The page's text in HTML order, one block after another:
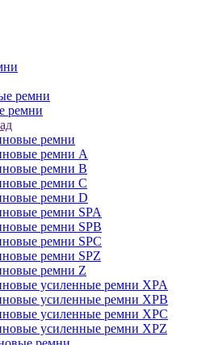
ремни
ремни
ремни
ремни A
ремни B
ремни C
ремни D
ремни SPA
ремни SPB
ремни SPC
ремни SPZ
ремни Z
усиленные ремни XPA
усиленные ремни XPB
усиленные ремни XPC
усиленные ремни XPZ